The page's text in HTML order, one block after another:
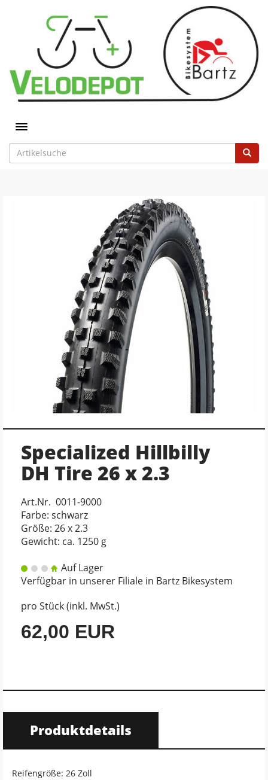
Toggle navigation
Specialized Hillbilly
DH Tire 26 x 2.3
Art.Nr. 0011-9000
Farbe: schwarz
Größe: 26 x 2.3
Gewicht: ca. 1250 g
Auf Lager
Verfügbar in unserer Filiale in Bartz Bikesystem
pro Stück (inkl. MwSt.)
62,00 EUR
Produktdetails
Reifengröße: 26 Zoll